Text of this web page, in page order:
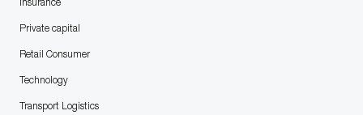
Private capital
Retail Consumer
Technology
Transport Logistics